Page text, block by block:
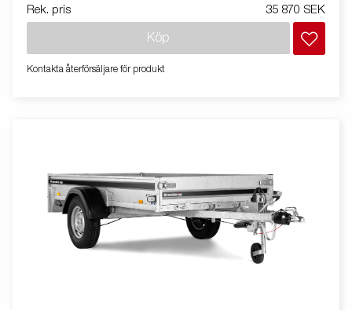
Rek. pris 35 870 SEK
Köp
Kontakta återförsäljare för produkt